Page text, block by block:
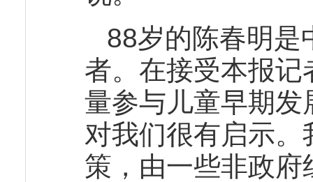
88岁的陈春明是
者。在接受本报
量参与儿童早期
对我们很有启示
策，由一些非政